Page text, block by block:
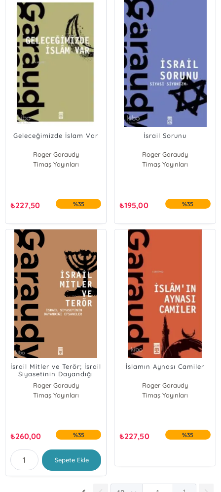
Geleceğimizde İslam Var
Roger Garaudy
Timaş Yayınları
₺227,50 %35
İsrail Sorunu
Roger Garaudy
Timaş Yayınları
₺195,00 %35
İsrail Mitler ve Terör; İsrail
Siyasetinin Dayandığı
Efsaneler
Roger Garaudy
Timaş Yayınları
₺260,00 %35
Sepete Ekle
İslamın Aynası Camiler
Roger Garaudy
Timaş Yayınları
₺227,50 %35